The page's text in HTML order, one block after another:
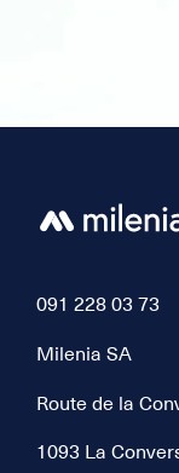
091 228 03 73
Milenia SA
Route de la
1093 La